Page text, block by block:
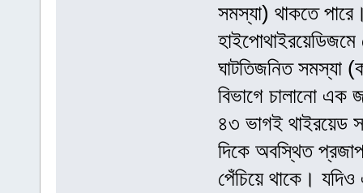
সমস্যা) থাকতে
ঘাটতিজনিত সমস্যা
বিভাগে চালানো এক
৪৩ ভাগই থাইরয়েড
দিকে অবস্থিত
পেঁচিয়ে থাকে।